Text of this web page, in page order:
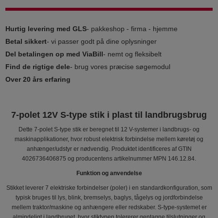
Hurtig levering med GLS- pakkeshop - firma - hjemme
Betal sikkert- vi passer godt på dine oplysninger
Del betalingen op med ViaBill- nemt og fleksibelt
Find de rigtige dele- brug vores præcise søgemodul
Over 20 års erfaring
7-polet 12V S-type stik i plast til landbrugsbrug
Dette 7-polet S-type stik er beregnet til 12 V-systemer i landbrugs- og
maskinapplikationer, hvor robust elektrisk forbindelse mellem køretøj og
anhænger/udstyr er nødvendig. Produktet identificeres af GTIN
4026736406875 og producentens artikelnummer MPN 146.12.84.
Funktion og anvendelse
Stikket leverer 7 elektriske forbindelser (poler) i en standardkonfiguration, som
typisk bruges til lys, blink, bremselys, baglys, tågelys og jordforbindelse
mellem traktor/maskine og anhængere eller redskaber. S-type-systemet er